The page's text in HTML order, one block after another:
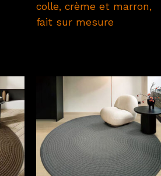
colle, crème et marron,
fait sur mesure